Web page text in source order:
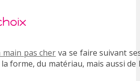
main pas cher va se faire suivant
forme, du matériau, mais aussi